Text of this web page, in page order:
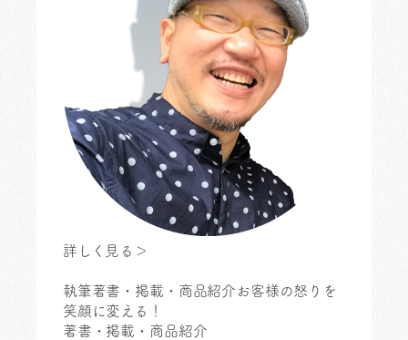
詳しく見る＞
執筆著書・掲載・商品紹介 お客様の怒りを
笑顔に変える！
著書・掲載・商品紹介